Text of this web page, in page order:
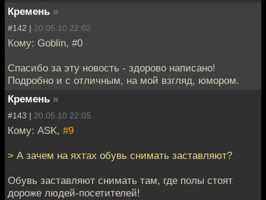
Кремень »
#142 | 20.05.10 22:02
Кому: Goblin, #0
Спасибо за эту новость - здорово написано!
Подробно и с отличным, на мой взгляд, юмором.
Кремень »
#143 | 20.05.10 22:05
Кому: ASK, #9
> А зачем на яхтах обувь снимать заставляют?
Обувь заставляют снимать там, где полы стоят
дороже людей-посетителей!